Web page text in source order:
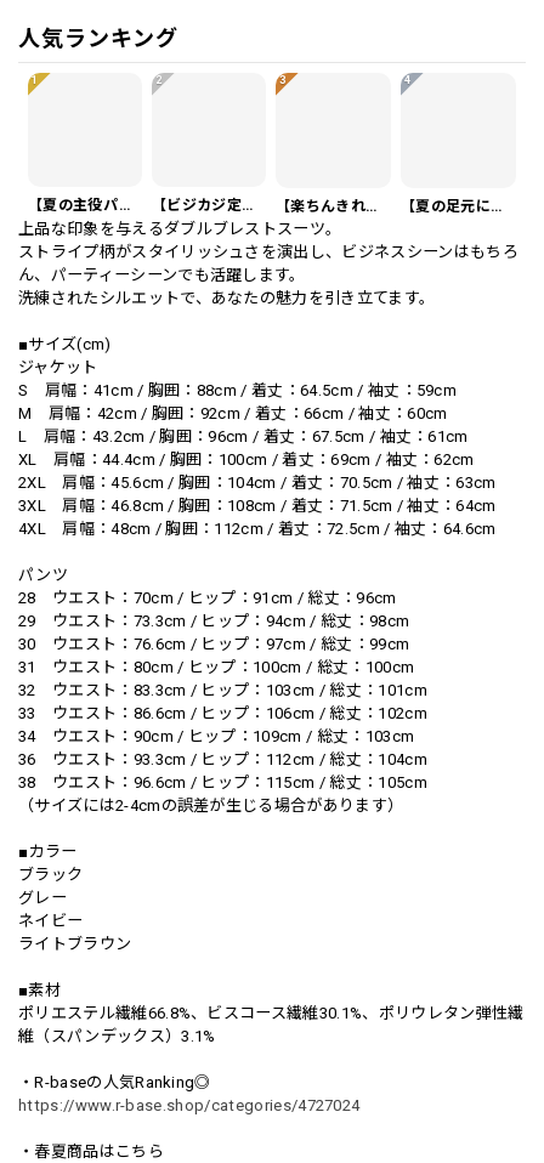
人気ランキング
1
【夏の主役パンツ】リネンイタリアスタイルショートパンツ 3Color PA0121
2
【ビジカジ定番】ハイエンド スリムフィット ビジネスカジュアル スラックスパンツ PA0228
3
【楽ちんきれいめ】ワッフル カジュアル スリムスラックスパンツ PA0226
4
【夏の足元に】編み込みベルト付き フラット サンダル 3color SH0128
上品な印象を与えるダブルブレストスーツ。
ストライプ柄がスタイリッシュさを演出し、ビジネスシーンはもちろ
ん、パーティーシーンでも活躍します。
洗練されたシルエットで、あなたの魅力を引き立てます。
■サイズ(cm)
ジャケット
S 肩幅：41cm / 胸囲：88cm / 着丈：64.5cm / 袖丈：59cm
M 肩幅：42cm / 胸囲：92cm / 着丈：66cm / 袖丈：60cm
L 肩幅：43.2cm / 胸囲：96cm / 着丈：67.5cm / 袖丈：61cm
XL 肩幅：44.4cm / 胸囲：100cm / 着丈：69cm / 袖丈：62cm
2XL 肩幅：45.6cm / 胸囲：104cm / 着丈：70.5cm / 袖丈：63cm
3XL 肩幅：46.8cm / 胸囲：108cm / 着丈：71.5cm / 袖丈：64cm
4XL 肩幅：48cm / 胸囲：112cm / 着丈：72.5cm / 袖丈：64.6cm
パンツ
28 ウエスト：70cm / ヒップ：91cm / 総丈：96cm
29 ウエスト：73.3cm / ヒップ：94cm / 総丈：98cm
30 ウエスト：76.6cm / ヒップ：97cm / 総丈：99cm
31 ウエスト：80cm / ヒップ：100cm / 総丈：100cm
32 ウエスト：83.3cm / ヒップ：103cm / 総丈：101cm
33 ウエスト：86.6cm / ヒップ：106cm / 総丈：102cm
34 ウエスト：90cm / ヒップ：109cm / 総丈：103cm
36 ウエスト：93.3cm / ヒップ：112cm / 総丈：104cm
38 ウエスト：96.6cm / ヒップ：115cm / 総丈：105cm
（サイズには2-4cmの誤差が生じる場合があります）
■カラー
ブラック
グレー
ネイビー
ライトブラウン
■素材
ポリエステル繊維66.8%、ビスコース繊維30.1%、ポリウレタン弾性繊
維（スパンデックス）3.1%
・R-baseの人気Ranking◎
https://www.r-base.shop/categories/4727024
・春夏商品はこちら